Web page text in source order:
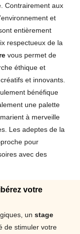
Contrairement aux
et
entièrement
respectueux de la
vous permet de
éthique et
et innovants.
bénéfique
une palette
à merveille
Les adeptes de la
pour
avec des
votre
un stage
de stimuler votre